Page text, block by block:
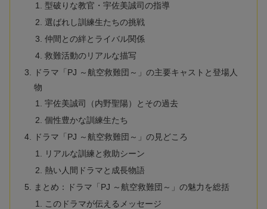
型破りな教官・宇佐美誠司の指導
選ばれし訓練生たちの挑戦
仲間との絆とライバル関係
救難活動のリアルな描写
ドラマ「PJ ～航空救難団～」の主要キャストと登場人
物
宇佐美誠司（内野聖陽）とその過去
個性豊かな訓練生たち
ドラマ「PJ ～航空救難団～」の見どころ
リアルな訓練と救助シーン
熱い人間ドラマと成長物語
まとめ：ドラマ「PJ ～航空救難団～」の魅力を総括
このドラマが伝えるメッセージ